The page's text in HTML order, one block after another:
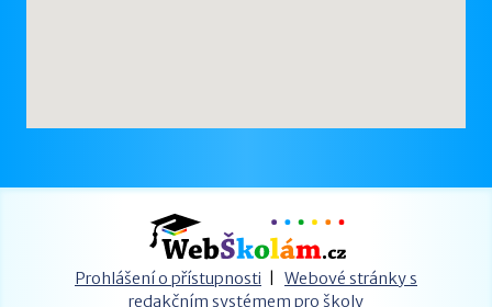
Prohlášení o přístupnosti
Webové stránky s
redakčním systémem pro školy